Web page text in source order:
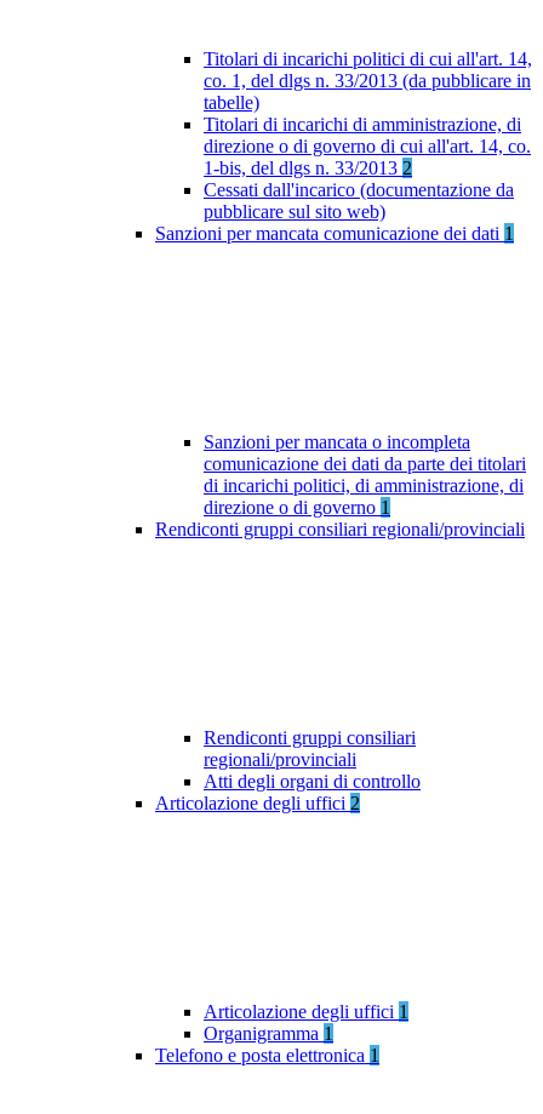
Titolari di incarichi politici di cui all'art. 14,
co. 1, del dlgs n. 33/2013 (da pubblicare in
tabelle)
Titolari di incarichi di amministrazione, di
direzione o di governo di cui all'art. 14, co.
1-bis, del dlgs n. 33/2013 2
Cessati dall'incarico (documentazione da
pubblicare sul sito web)
Sanzioni per mancata comunicazione dei dati 1
Sanzioni per mancata o incompleta
comunicazione dei dati da parte dei titolari
di incarichi politici, di amministrazione, di
direzione o di governo 1
Rendiconti gruppi consiliari regionali/provinciali
Rendiconti gruppi consiliari
regionali/provinciali
Atti degli organi di controllo
Articolazione degli uffici 2
Articolazione degli uffici 1
Organigramma 1
Telefono e posta elettronica 1